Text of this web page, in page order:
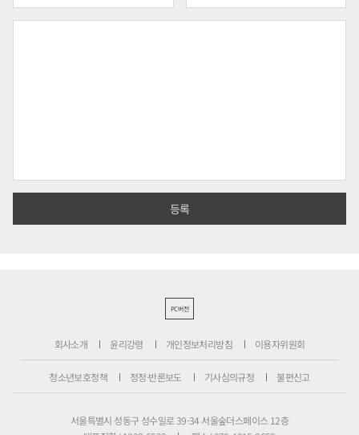
PC버전
회사소개 윤리강령 개인정보처리방침 이용자위원회
청소년보호정책 정정·반론보도 기사심의규정 불편신고
서울특별시 성동구 성수일로 39-34 서울숲더스페이스 12층